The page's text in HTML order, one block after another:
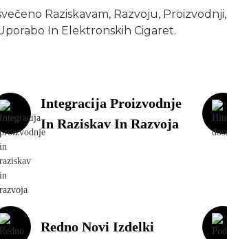
Raziskavam, Razvoju, Proizvodnji,
In Elektronskih Cigaret.
Integracija Proizvodnje
In Raziskav In Razvoja
Redno Novi Izdelki